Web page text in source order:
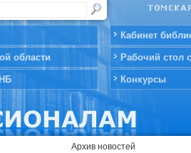
области
Кабинет
Рабочий стол
Конкурсы
Архив новостей